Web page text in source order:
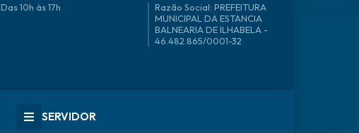
Das 10h às 17h
46.482.865/0001-32
SERVIDOR